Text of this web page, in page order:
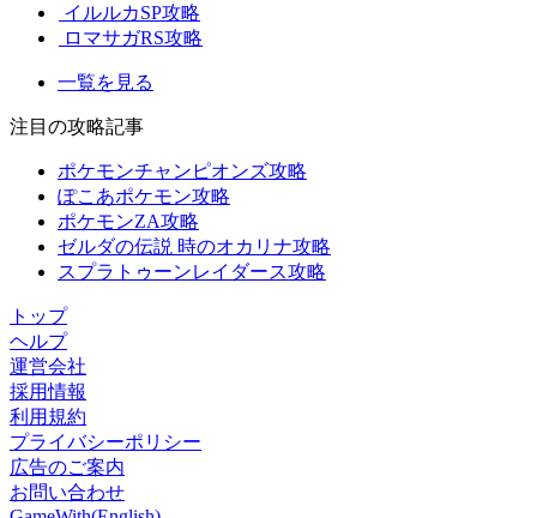
イルルカSP攻略
ロマサガRS攻略
一覧を見る
注目の攻略記事
ポケモンチャンピオンズ攻略
ぽこあポケモン攻略
ポケモンZA攻略
ゼルダの伝説 時のオカリナ攻略
スプラトゥーンレイダース攻略
トップ
ヘルプ
運営会社
採用情報
利用規約
プライバシーポリシー
広告のご案内
お問い合わせ